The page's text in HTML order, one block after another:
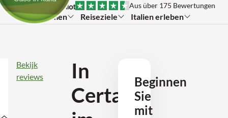
Themen Reiseziele Italien erleben
Aus über 175 Bewertungen
Unterkünfte
Unterkünfte
Certaldo
im
Herzen
der
liegt
Bekijk
reviews
In
Certaldo
Beginnen
Sie
mit